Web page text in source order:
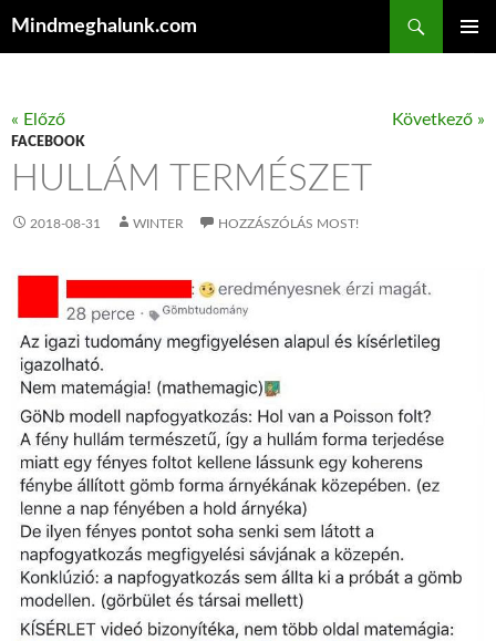
Mindmeghalunk.com
« Előző Következő »
FACEBOOK
HULLÁM TERMÉSZET
2018-08-31 WINTER HOZZÁSZÓLÁS MOST!